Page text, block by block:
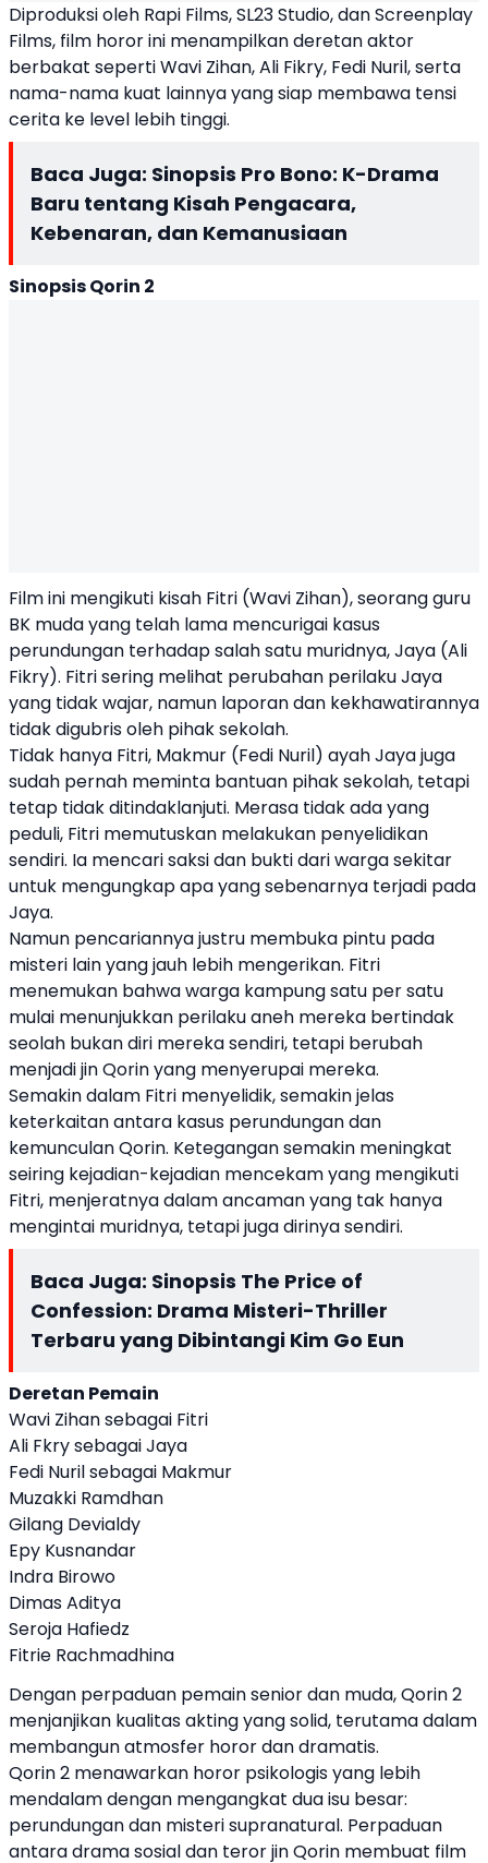
Diproduksi oleh Rapi Films, SL23 Studio, dan Screenplay
Films, film horor ini menampilkan deretan aktor
berbakat seperti Wavi Zihan, Ali Fikry, Fedi Nuril, serta
nama-nama kuat lainnya yang siap membawa tensi
cerita ke level lebih tinggi.
Baca Juga: Sinopsis Pro Bono: K-Drama
Baru tentang Kisah Pengacara,
Kebenaran, dan Kemanusiaan
SinopsisQorin 2
Film ini mengikuti kisah Fitri (Wavi Zihan), seorang guru
BK muda yang telah lama mencurigai kasus
perundungan terhadap salah satu muridnya, Jaya (Ali
Fikry). Fitri sering melihat perubahan perilaku Jaya
yang tidak wajar, namun laporan dan kekhawatirannya
tidak digubris oleh pihak sekolah.
Tidak hanya Fitri, Makmur (Fedi Nuril) ayah Jaya juga
sudah pernah meminta bantuan pihak sekolah, tetapi
tetap tidak ditindaklanjuti. Merasa tidak ada yang
peduli, Fitri memutuskan melakukan penyelidikan
sendiri. Ia mencari saksi dan bukti dari warga sekitar
untuk mengungkap apa yang sebenarnya terjadi pada
Jaya.
Namun pencariannya justru membuka pintu pada
misteri lain yang jauh lebih mengerikan. Fitri
menemukan bahwa warga kampung satu per satu
mulai menunjukkan perilaku aneh mereka bertindak
seolah bukan diri mereka sendiri, tetapi berubah
menjadi jin Qorin yang menyerupai mereka.
Semakin dalam Fitri menyelidik, semakin jelas
keterkaitan antara kasus perundungan dan
kemunculan Qorin. Ketegangan semakin meningkat
seiring kejadian-kejadian mencekam yang mengikuti
Fitri, menjeratnya dalam ancaman yang tak hanya
mengintai muridnya, tetapi juga dirinya sendiri.
Baca Juga: Sinopsis The Price of
Confession: Drama Misteri-Thriller
Terbaru yang Dibintangi Kim Go Eun
Deretan Pemain
Wavi Zihan sebagai Fitri
Ali Fkry sebagai Jaya
Fedi Nuril sebagai Makmur
Muzakki Ramdhan
Gilang Devialdy
Epy Kusnandar
Indra Birowo
Dimas Aditya
Seroja Hafiedz
Fitrie Rachmadhina
Dengan perpaduan pemain senior dan muda, Qorin 2
menjanjikan kualitas akting yang solid, terutama dalam
membangun atmosfer horor dan dramatis.
Qorin 2 menawarkan horor psikologis yang lebih
mendalam dengan mengangkat dua isu besar:
perundungan dan misteri supranatural. Perpaduan
antara drama sosial dan teror jin Qorin membuat film